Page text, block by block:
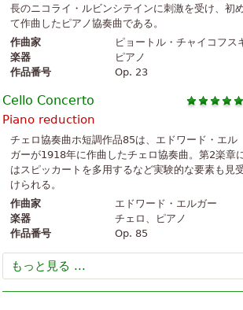
長のニコライ・ルビンシテインに刺激を受け、初
て作曲したピアノ協奏曲である。
作曲家
ピョートル・チャイコフス
楽器
ピアノ
作品番号
Op. 23
Cello Concerto
Piano reduction
チェロ協奏曲ホ短調作品85は、エドワード・エル
ガーが1918年に作曲したチェロ協奏曲。第2楽章
はスピッカートを多用するなど実験的な要素も見
けられる。
作曲家
エドワード・エルガー
楽器
チェロ、ピアノ
作品番号
Op. 85
もっと見る ...